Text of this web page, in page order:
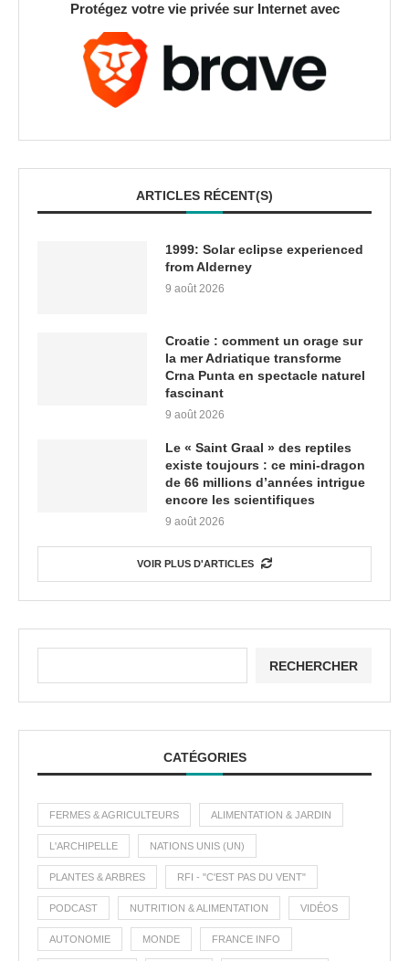
Protégez votre vie privée sur Internet avec
ARTICLES RÉCENT(S)
1999: Solar eclipse experienced
from Alderney
9 août 2026
Croatie : comment un orage sur
la mer Adriatique transforme
Crna Punta en spectacle naturel
fascinant
9 août 2026
Le « Saint Graal » des reptiles
existe toujours : ce mini-dragon
de 66 millions d’années intrigue
encore les scientifiques
9 août 2026
VOIR PLUS D'ARTICLES
RECHERCHER
CATÉGORIES
FERMES & AGRICULTEURS ALIMENTATION & JARDIN
L'ARCHIPELLE NATIONS UNIS (UN)
PLANTES & ARBRES RFI - "C'EST PAS DU VENT"
PODCAST NUTRITION & ALIMENTATION VIDÉOS
AUTONOMIE MONDE FRANCE INFO